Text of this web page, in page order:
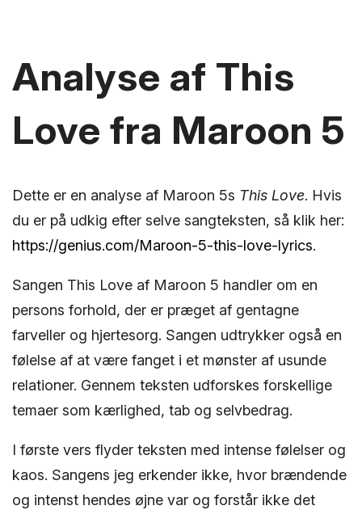
Analyse af This
Love fra Maroon 5
Dette er en analyse af Maroon 5s This Love. Hvis
du er på udkig efter selve sangteksten, så klik her:
https://genius.com/Maroon-5-this-love-lyrics.
Sangen This Love af Maroon 5 handler om en
persons forhold, der er præget af gentagne
farveller og hjertesorg. Sangen udtrykker også en
følelse af at være fanget i et mønster af usunde
relationer. Gennem teksten udforskes forskellige
temaer som kærlighed, tab og selvbedrag.
I første vers flyder teksten med intense følelser og
kaos. Sangens jeg erkender ikke, hvor brændende
og intenst hendes øjne var og forstår ikke det